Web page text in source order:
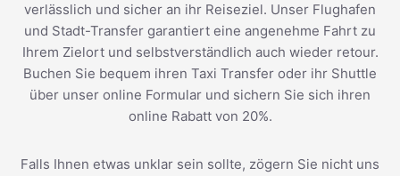
verlässlich und sicher an ihr Reiseziel. Unser Flughafen
und Stadt-Transfer garantiert eine angenehme Fahrt zu
Ihrem Zielort und selbstverständlich auch wieder retour.
Buchen Sie bequem ihren Taxi Transfer oder ihr Shuttle
über unser online Formular und sichern Sie sich ihren
online Rabatt von 20%.
Falls Ihnen etwas unklar sein sollte, zögern Sie nicht uns